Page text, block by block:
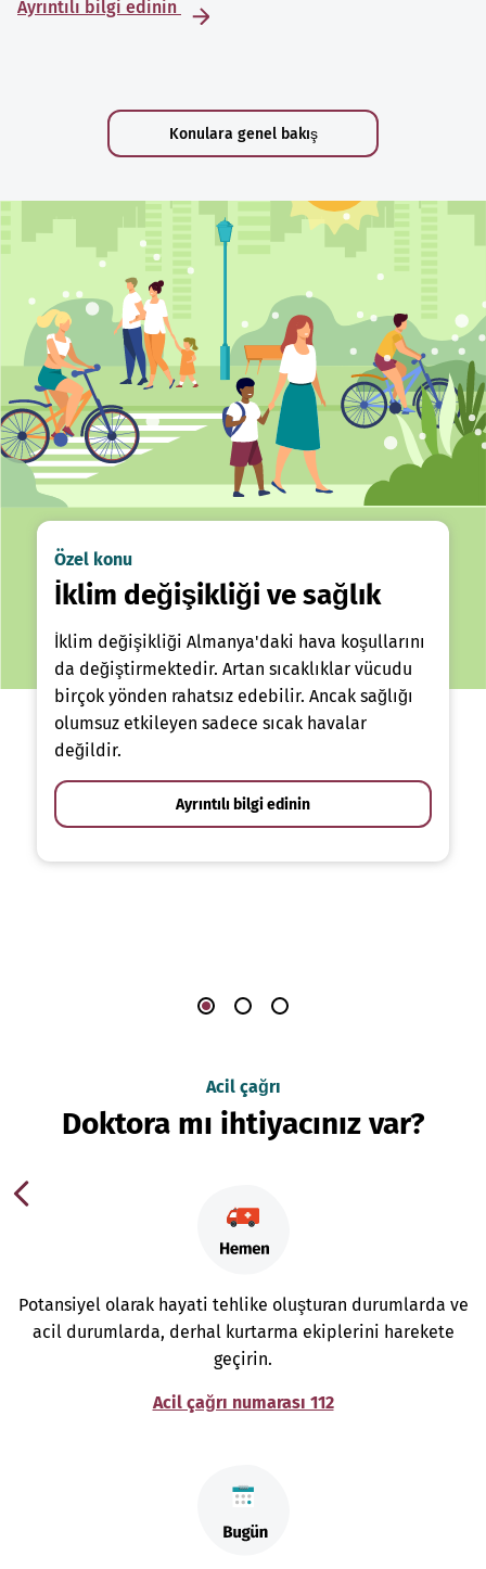
Ayrıntılı bilgi edinin
Konulara genel bakış
Özel konu
İklim değişikliği ve sağlık
İklim değişikliği Almanya'daki hava koşullarını
da değiştirmektedir. Artan sıcaklıklar vücudu
birçok yönden rahatsız edebilir. Ancak sağlığı
olumsuz etkileyen sadece sıcak havalar
değildir.
Ayrıntılı bilgi edinin
Acil çağrı
Doktora mı ihtiyacınız var?
Potansiyel olarak hayati tehlike oluşturan durumlarda ve
acil durumlarda, derhal kurtarma ekiplerini harekete
geçirin.
Acil çağrı numarası 112